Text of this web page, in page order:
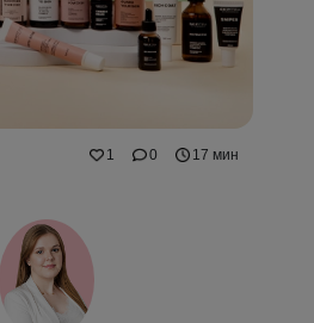
1 0 17 мин